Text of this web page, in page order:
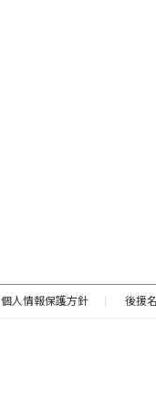
個人情報保護方針 後援